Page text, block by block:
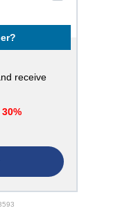
receive